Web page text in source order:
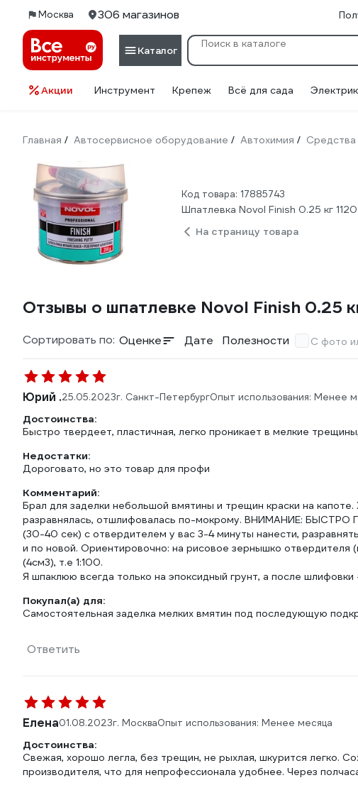
Москва 306 магазинов
Каталог
Акции Инструмент Крепеж Всё для сада
Главная / Автосервисное оборудование / Автохимия /
Код товара: 17885743
Шпатлевка Novol Finish 0.25 кг 1120
На страницу товара
Отзывы о шпатлевке Novol Finish 0.25
Сортировать по: Оценке Дате Полезности С фото
Юрий .25.05.2023г. Санкт-ПетербургОпыт использования: Менее
Достоинства:
Быстро твердеет, пластичная, легко проникает в мелкие
Недостатки:
Дороговато, но это товар для профи
Комментарий:
Брал для заделки небольшой вмятины и трещин краски на
разравнялась, отшлифовалась по-мокрому. ВНИМАНИЕ: БЫСТРО
(30-40 сек) с отвердителем у вас 3-4 минуты нанести,
и по новой. Ориентировочно: на рисовое зернышко отвердителя
(4см3), т.е 1:100.
Я шпаклюю всегда только на эпоксидный грунт, а после шлифовки
Покупал(а) для:
Самостоятельная заделка мелких вмятин под последующую
Ответить
Елена01.08.2023г. МоскваОпыт использования: Менее месяца
Достоинства:
Свежая, хорошо легла, без трещин, не рыхлая, шкурится легко.
производителя, что для непрофессионала удобнее. Через